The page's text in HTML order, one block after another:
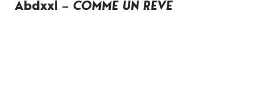
Abdxxl – COMME UN RÊVE